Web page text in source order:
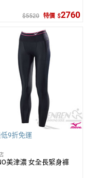
5520 特價 2760
9折免運
美津濃 女全長緊身褲